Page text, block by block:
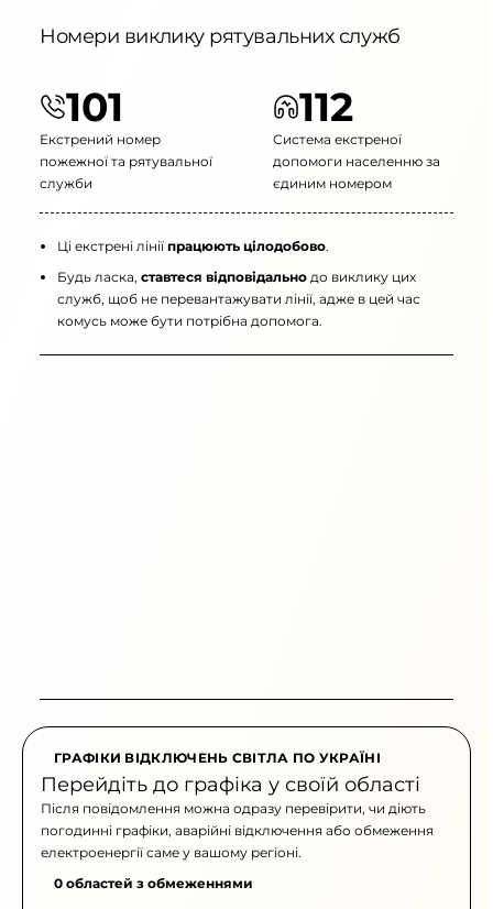
Номери виклику рятувальних служб
101
Екстрений номер
пожежної та рятувальної
служби
112
Система екстреної
допомоги населенню за
єдиним номером
Ці екстрені лінії працюють цілодобово.
Будь ласка, ставтеся відповідально до виклику цих
служб, щоб не перевантажувати лінії, адже в цей час
комусь може бути потрібна допомога.
ГРАФІКИ ВІДКЛЮЧЕНЬ СВІТЛА ПО УКРАЇНІ
Перейдіть до графіка у своїй області
Після повідомлення можна одразу перевірити, чи діють
погодинні графіки, аварійні відключення або обмеження
електроенергії саме у вашому регіоні.
0 областей з обмеженнями